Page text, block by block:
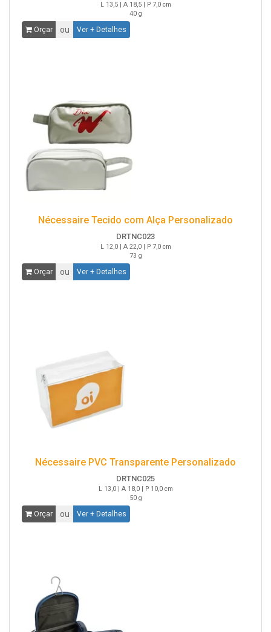
L 13,5 | A 18,5 | P 7,0 cm
40 g
Orçar ou Ver + Detalhes
Nécessaire Tecido com Alça Personalizado
DRTNC023
L 12,0 | A 22,0 | P 7,0 cm
73 g
Orçar ou Ver + Detalhes
Nécessaire PVC Transparente Personalizado
DRTNC025
L 13,0 | A 18,0 | P 10,0 cm
50 g
Orçar ou Ver + Detalhes